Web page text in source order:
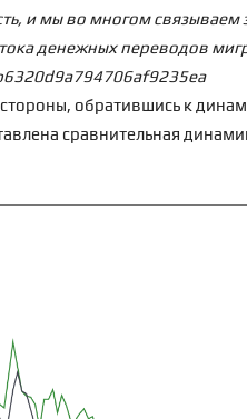
и мы во многом
денежных переводов
обратившись к
сравнительная